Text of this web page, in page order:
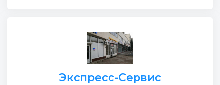
Экспресс-Сервис